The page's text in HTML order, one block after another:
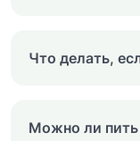
Что делать,
Можно ли пить